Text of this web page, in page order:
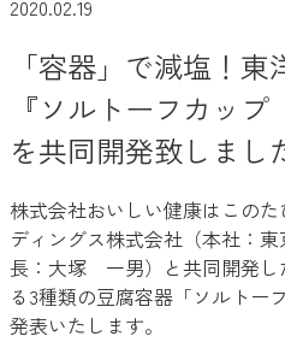
2020.02.19
「容器」で減塩！
『ソルトーフカップ
を共同開発致しまし
株式会社おいしい健康はこの
ディングス株式会社（本社：
長：大塚 一男）と共同開発し
る3種類の豆腐容器「ソルトー
発表いたします。